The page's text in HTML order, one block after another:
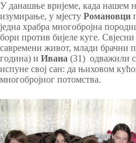
У данашње вријеме, када нашем
изумирање, у мјесту Романовци
једна храбра многобројна
бори против бијеле куге. Свјесни
савремени живот, млади брачни
година) и Ивана (31) одважили
испуне свој сан: да њиховом
многобројног потомства.